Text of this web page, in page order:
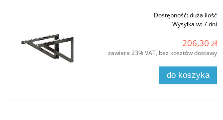
Dostępność:duża ilość
Wysyłka w:7 dni
206,30 zł
zawiera 23% VAT, bez kosztów dostawy
do koszyka